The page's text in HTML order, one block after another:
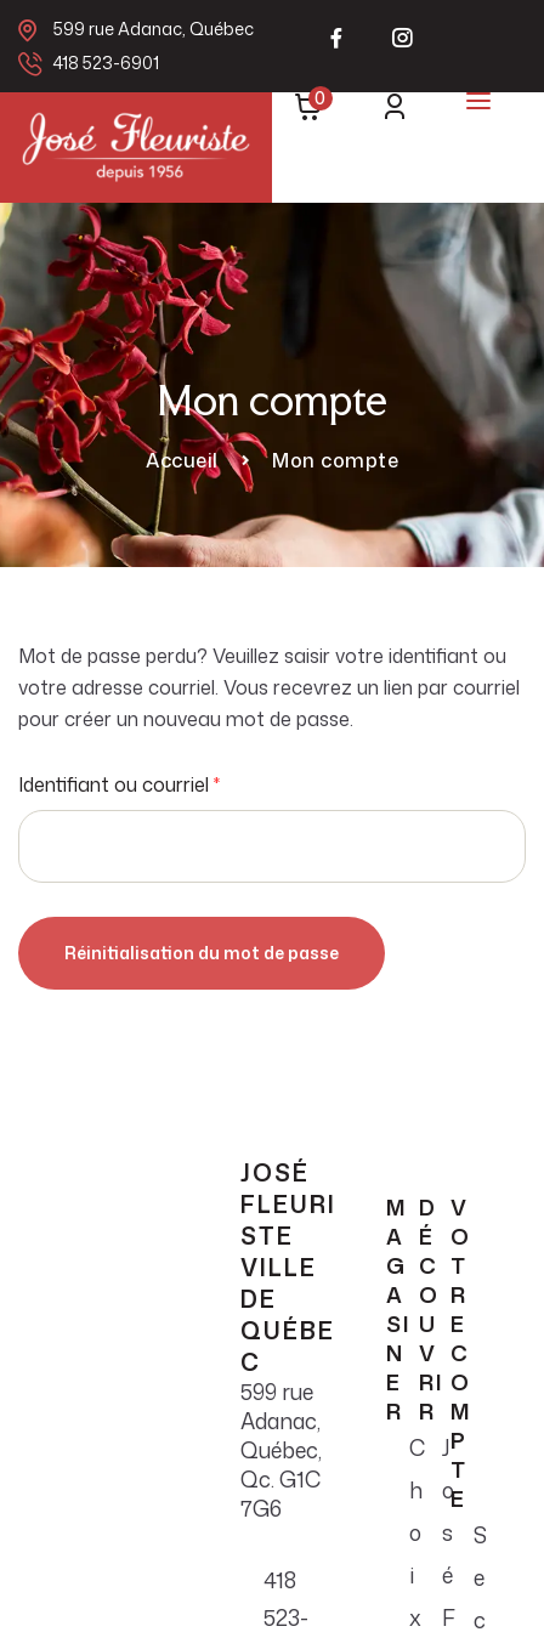
599 rue Adanac, Québec
418 523-6901
0
Mon compte
Accueil Mon compte
Mot de passe perdu? Veuillez saisir votre identifiant ou
votre adresse courriel. Vous recevrez un lien par courriel
pour créer un nouveau mot de passe.
Identifiant ou courriel *
Réinitialisation du mot de passe
JOSÉ
FLEURI
STE
VILLE
DE
QUÉBE
C
599 rue
Adanac,
Québec,
Qc. G1C
7G6
418
523-
M
A
G
A
SI
N
E
R
C
h
o
i
x
D
É
C
O
U
V
RI
R
J
o
s
é
F
V
O
T
R
E
C
O
M
P
T
E
S
e
c